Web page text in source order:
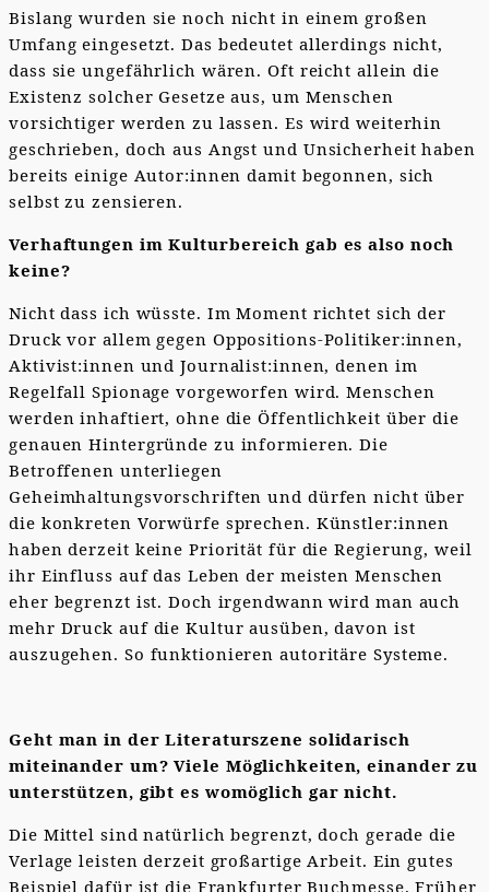
Bislang wurden sie noch nicht in einem großen
Umfang eingesetzt. Das bedeutet allerdings nicht,
dass sie ungefährlich wären. Oft reicht allein die
Existenz solcher Gesetze aus, um Menschen
vorsichtiger werden zu lassen. Es wird weiterhin
geschrieben, doch aus Angst und Unsicherheit haben
bereits einige Autor:innen damit begonnen, sich
selbst zu zensieren.
Verhaftungen im Kulturbereich gab es also noch
keine?
Nicht dass ich wüsste. Im Moment richtet sich der
Druck vor allem gegen Oppositions-Politiker:innen,
Aktivist:innen und Journalist:innen, denen im
Regelfall Spionage vorgeworfen wird. Menschen
werden inhaftiert, ohne die Öffentlichkeit über die
genauen Hintergründe zu informieren. Die
Betroffenen unterliegen
Geheimhaltungsvorschriften und dürfen nicht über
die konkreten Vorwürfe sprechen. Künstler:innen
haben derzeit keine Priorität für die Regierung, weil
ihr Einfluss auf das Leben der meisten Menschen
eher begrenzt ist. Doch irgendwann wird man auch
mehr Druck auf die Kultur ausüben, davon ist
auszugehen. So funktionieren autoritäre Systeme.
Geht man in der Literaturszene solidarisch
miteinander um? Viele Möglichkeiten, einander zu
unterstützen, gibt es womöglich gar nicht.
Die Mittel sind natürlich begrenzt, doch gerade die
Verlage leisten derzeit großartige Arbeit. Ein gutes
Beispiel dafür ist die Frankfurter Buchmesse. Früher